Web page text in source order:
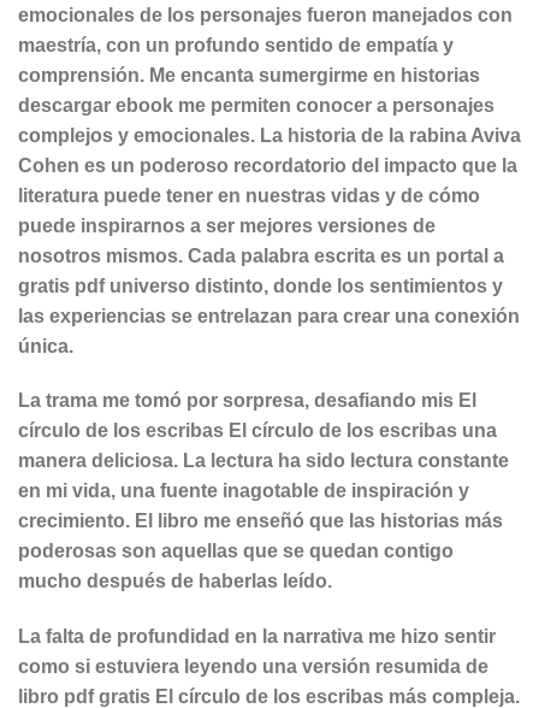
emocionales de los personajes fueron manejados con
maestría, con un profundo sentido de empatía y
comprensión. Me encanta sumergirme en historias
descargar ebook me permiten conocer a personajes
complejos y emocionales. La historia de la rabina Aviva
Cohen es un poderoso recordatorio del impacto que la
literatura puede tener en nuestras vidas y de cómo
puede inspirarnos a ser mejores versiones de
nosotros mismos. Cada palabra escrita es un portal a
gratis pdf universo distinto, donde los sentimientos y
las experiencias se entrelazan para crear una conexión
única.
La trama me tomó por sorpresa, desafiando mis El
círculo de los escribas El círculo de los escribas una
manera deliciosa. La lectura ha sido lectura constante
en mi vida, una fuente inagotable de inspiración y
crecimiento. El libro me enseñó que las historias más
poderosas son aquellas que se quedan contigo
mucho después de haberlas leído.
La falta de profundidad en la narrativa me hizo sentir
como si estuviera leyendo una versión resumida de
libro pdf gratis El círculo de los escribas más compleja.